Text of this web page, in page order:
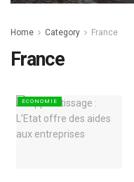
Home Category France
France
ECONOMIE